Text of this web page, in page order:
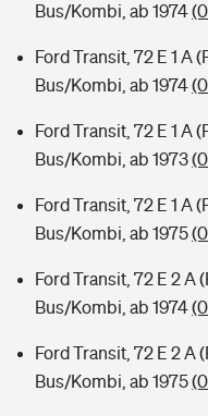
Bus/Kombi, ab 1974
Ford Transit, 72 E 1 A
Bus/Kombi, ab 1974
Ford Transit, 72 E 1 A
Bus/Kombi, ab 1973
Ford Transit, 72 E 1 A
Bus/Kombi, ab 1975
Ford Transit, 72 E 2 A
Bus/Kombi, ab 1974
Ford Transit, 72 E 2 A
Bus/Kombi, ab 1975